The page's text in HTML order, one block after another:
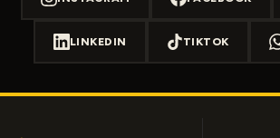
LINKEDIN TIKTOK